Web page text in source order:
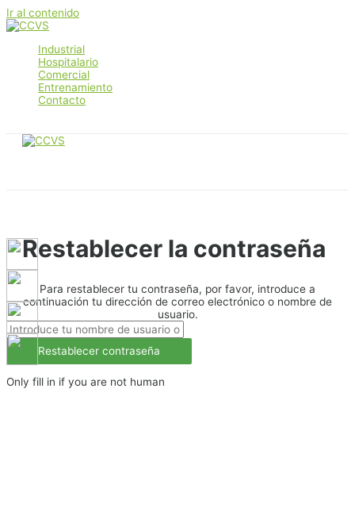
Ir al contenido
Industrial
Hospitalario
Comercial
Entrenamiento
Contacto
Restablecer la contraseña
Para restablecer tu contraseña, por favor, introduce a
continuación tu dirección de correo electrónico o nombre de
usuario.
Only fill in if you are not human